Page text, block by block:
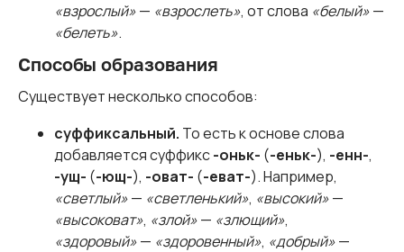
«взрослый»— «взрослеть», от слова «белый»—
«белеть».
Способы образования
Существует несколько способов:
суффиксальный. То есть к основе слова
добавляется суффикс-оньк- (-еньк-), -енн-,
-ущ- (-ющ-), -оват- (-еват-). Например,
«светлый»— «светленький», «высокий»—
«высоковат», «злой»— «злющий»,
«здоровый»— «здоровенный», «добрый»—